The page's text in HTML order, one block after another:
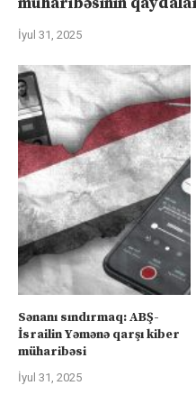
İyul 31, 2025
Sənanı sındırmaq: ABŞ-
İsrailin Yəmənə qarşı kiber
müharibəsi
İyul 31, 2025